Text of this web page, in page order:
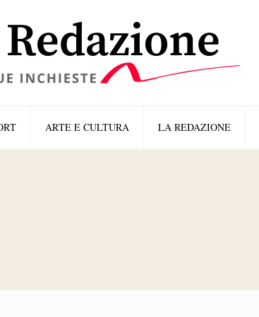
ARTE E CULTURA LA REDAZIONE